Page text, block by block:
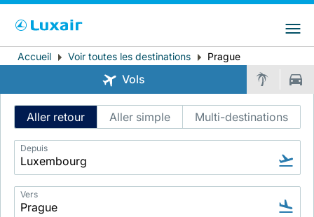
Pays de résidence Langue préférée
Fil
d'Ariane
Accueil Voir toutes les destinations Prague
Vols
Intelligent
Flight
Search
Aller retour Aller simple Multi-destinations
Depuis
Vers